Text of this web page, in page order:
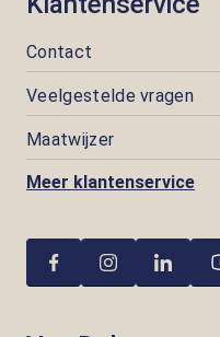
Contact
Veelgestelde vragen
Maatwijzer
Meer klantenservice